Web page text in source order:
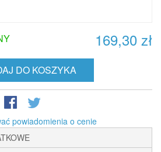
169,30 zł
DO KOSZYKA
powiadomienia o cenie